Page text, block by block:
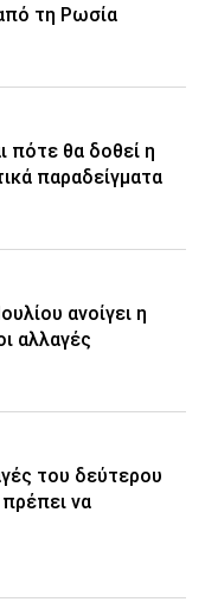
τη Ρωσία
πότε θα δοθεί η
παραδείγματα
ανοίγει η
αλλαγές
του δεύτερου
να